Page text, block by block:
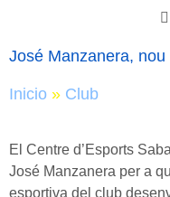
José Manzanera,
Inicio » Club
El Centre d’Esports
José Manzanera per a
esportiva del club